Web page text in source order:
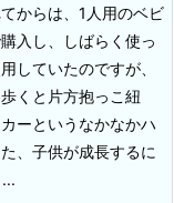
からは、1人用のベビ
入し、しばらく使っ
していたのですが、
くと片方抱っこ紐
ーというなかなかハ
た、子供が成長するに